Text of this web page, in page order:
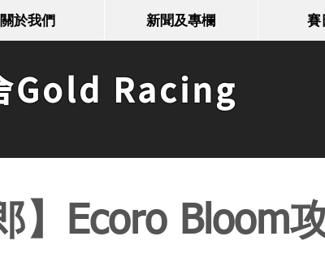
關於我們 新聞及專欄 賽
Gold Racing
】Ecoro Bloom